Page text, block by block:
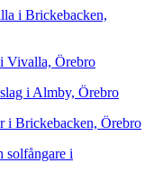
i Brickebacken,
Vivalla, Örebro
i Almby, Örebro
i Brickebacken, Örebro
solfångare i